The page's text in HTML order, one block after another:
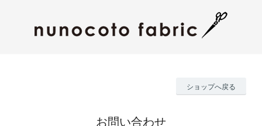
ショップへ戻る
お問い合わせ